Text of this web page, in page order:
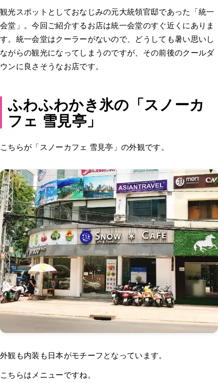
観光スポットとしておなじみの元大統領官邸であった「統一
会堂」。今回ご紹介するお店は統一会堂のすぐ近くにありま
す。統一会堂はクーラーがないので、どうしても暑い思いし
ながらの観光になってしまうのですが、その前後のクールダ
ウンに良さそうなお店です。
ふわふわかき氷の「スノーカ
フェ 雪見亭」
こちらが「スノーカフェ 雪見亭」の外観です。
外観も内装も日本がモチーフとなっています。
こちらはメニューですね。